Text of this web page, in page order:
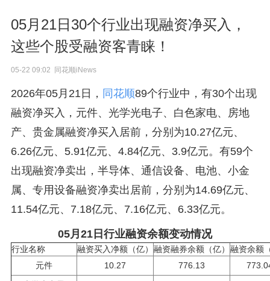
05月21日30个行业出现融资净买入，
这些个股受融资客青睐！
05-22 09:02 同花顺iNews
2026年05月21日， 同花顺89个行业中，有30个出现
融资净买入，元件、光学光电子、白色家电、房地
产、贵金属融资净买入居前，分别为10.27亿元、
6.26亿元、5.91亿元、4.84亿元、3.9亿元。有59个
出现融资净卖出，半导体、通信设备、电池、小金
属、专用设备融资净卖出居前，分别为14.69亿元、
11.54亿元、7.18亿元、7.16亿元、6.33亿元。
05月21日行业融资余额变动情况
行业名称 融资买入净额（亿） 融资融券余额（亿） 融资余额
元件
10.27 776.13